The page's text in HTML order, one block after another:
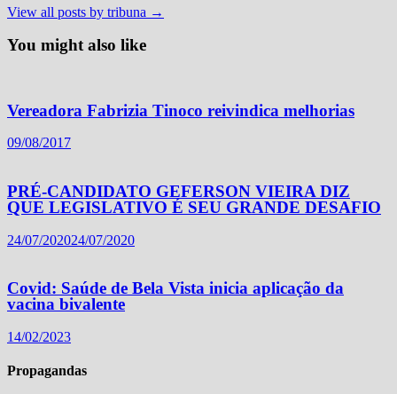
View all posts by tribuna →
You might also like
Vereadora Fabrizia Tinoco reivindica melhorias
09/08/2017
PRÉ-CANDIDATO GEFERSON VIEIRA DIZ
QUE LEGISLATIVO É SEU GRANDE DESAFIO
24/07/202024/07/2020
Covid: Saúde de Bela Vista inicia aplicação da
vacina bivalente
14/02/2023
Propagandas